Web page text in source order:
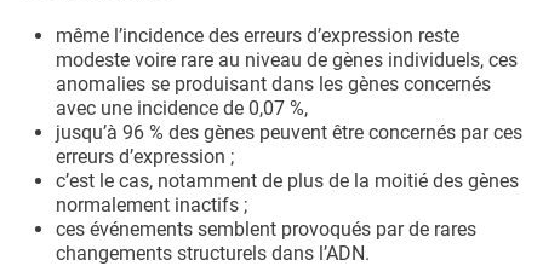
même l’incidence des erreurs d’expression reste
modeste voire rare au niveau de gènes individuels, ces
anomalies se produisant dans les gènes concernés
avec une incidence de 0,07 %,
jusqu’à 96 % des gènes peuvent être concernés par ces
erreurs d’expression ;
c’est le cas, notamment de plus de la moitié des gènes
normalement inactifs ;
ces événements semblent provoqués par de rares
changements structurels dans l’ADN.